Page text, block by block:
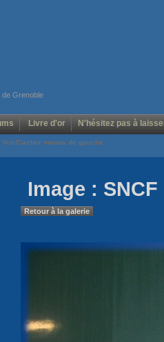
de Grenoble
Livre d'or N'hésitez pas à
Voir/Cacher menus de gauche
Image :
Retour à la galerie